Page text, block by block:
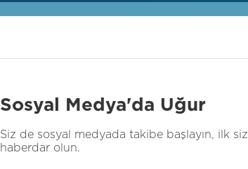
Sosyal Medya'da Uğur
Siz de sosyal medyada takibe başlayın, ilk siz
haberdar olun.